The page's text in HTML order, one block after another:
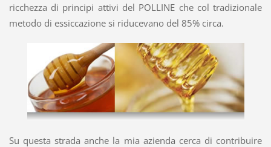
ricchezza di principi attivi del POLLINE che col tradizionale
metodo di essiccazione si riducevano del 85% circa.
Su questa strada anche la mia azienda cerca di contribuire